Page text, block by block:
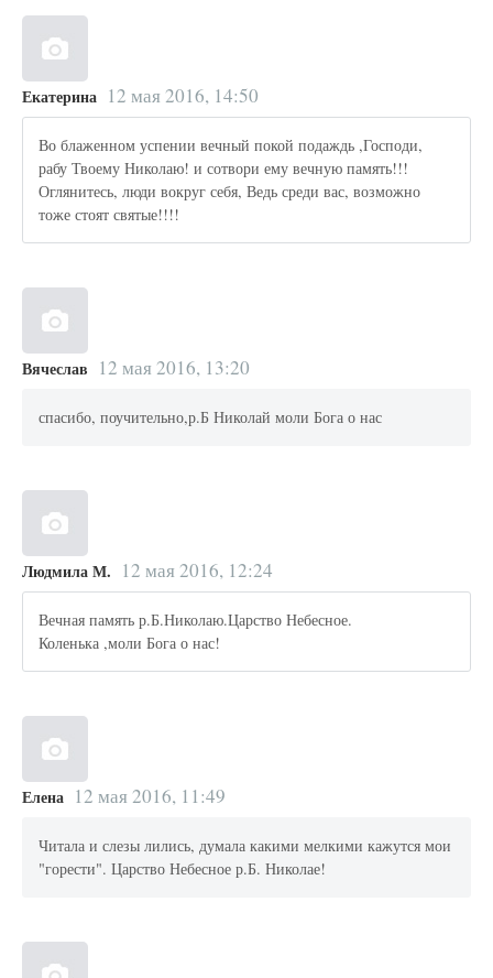
Екатерина 12 мая 2016, 14:50
Во блаженном успении вечный покой подаждь ,Господи,
рабу Твоему Николаю! и сотвори ему вечную память!!!
Оглянитесь, люди вокруг себя, Ведь среди вас, возможно
тоже стоят святые!!!!
Вячеслав 12 мая 2016, 13:20
спасибо, поучительно,р.Б Николай моли Бога о нас
Людмила М. 12 мая 2016, 12:24
Вечная память р.Б.Николаю.Царство Небесное.
Коленька ,моли Бога о нас!
Елена 12 мая 2016, 11:49
Читала и слезы лились, думала какими мелкими кажутся мои
"горести". Царство Небесное р.Б. Николае!